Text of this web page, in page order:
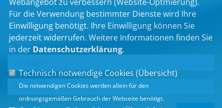
Newsletter
Erhalten Sie Neuigkeiten aus dem Landtag und der Region.
Für die Verwendung bestimmter Dienste wird Ihre
Einwilligung benötigt. Ihre Einwilligung können Sie
jederzeit widerrufen. Weitere Informationen finden Sie
in der Datenschutzerklärung.
Technisch notwendige Cookies (Übersicht)
Die notwendigen Cookies werden allein für den
ordnungsgemäßen Gebrauch der Webseite benötigt.